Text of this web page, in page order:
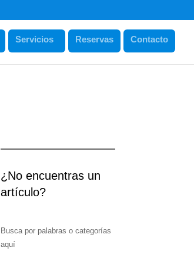
Servicios Reservas Contacto
¿No encuentras un
artículo?
Busca por palabras o categorías
aquí